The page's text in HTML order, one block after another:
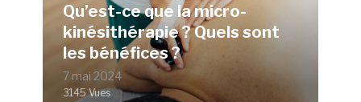
Qu’est-ce que la micro-
kinésithérapie ? Quels sont
les bénéfices ?
7 mai 2024
3145 Vues